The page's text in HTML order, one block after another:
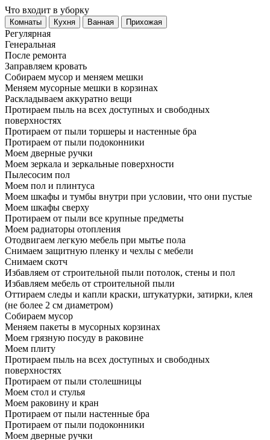
Что входит в уборку
Регу­лярная
Гене­ральная
После ремонта
Заправляем кровать
Собираем мусор и меняем мешки
Меняем мусорные мешки в корзинах
Раскладываем аккуратно вещи
Протираем пыль на всех доступных и свободных
поверхностях
Протираем от пыли торшеры и настенные бра
Протираем от пыли подоконники
Моем дверные ручки
Моем зеркала и зеркальные поверхности
Пылесосим пол
Моем пол и плинтуса
Моем шкафы и тумбы внутри при условии, что они пустые
Моем шкафы сверху
Протираем от пыли все крупные предметы
Моем радиаторы отопления
Отодвигаем легкую мебель при мытье пола
Снимаем защитную пленку и чехлы с мебели
Снимаем скотч
Избавляем от строительной пыли потолок, стены и пол
Избавляем мебель от строительной пыли
Оттираем следы и капли краски, штукатурки, затирки, клея
(не более 2 см диаметром)
Собираем мусор
Меняем пакеты в мусорных корзинах
Моем грязную посуду в раковине
Моем плиту
Протираем пыль на всех доступных и свободных
поверхностях
Протираем от пыли столешницы
Моем стол и стулья
Моем раковину и кран
Протираем от пыли настенные бра
Протираем от пыли подоконники
Моем дверные ручки